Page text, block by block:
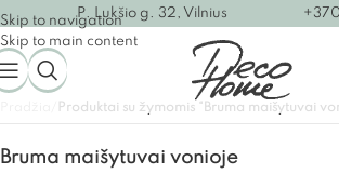
Skip to navigation
Skip to main content
P. Lukšio g. 32, Vilnius
Produktai su žymomis “Bruma maišytuvai
Bruma maišytuvai vonioje